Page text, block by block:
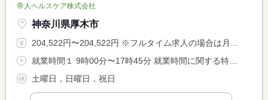
帝人ヘルスケア株式会社
神奈川県厚木市
204,522円〜204,522円 ※フルタイム求人の場合は月額（換算額）、パート求人の場合は時間額を表示しています。
土曜日，日曜日，祝日